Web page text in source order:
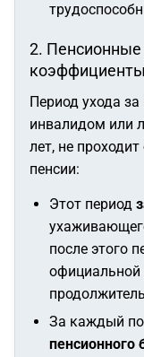
2.
Период ухода
инвалидом или
лет, не
пенсии:
Этот период
после этого
За каждый
пенсионного